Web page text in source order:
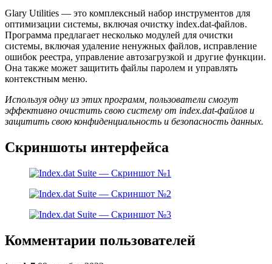
Glary Utilities — это комплексный набор инструментов для
оптимизации системы, включая очистку index.dat-файлов.
Программа предлагает несколько модулей для очистки
системы, включая удаление ненужных файлов, исправление
ошибок реестра, управление автозагрузкой и другие функции.
Она также может защитить файлы паролем и управлять
контекстным меню.
Используя одну из этих программ, пользователи смогут
эффективно очистить свою систему от index.dat-файлов и
защитить свою конфиденциальность и безопасность данных.
Скриншоты интерфейса
Комментарии пользователей